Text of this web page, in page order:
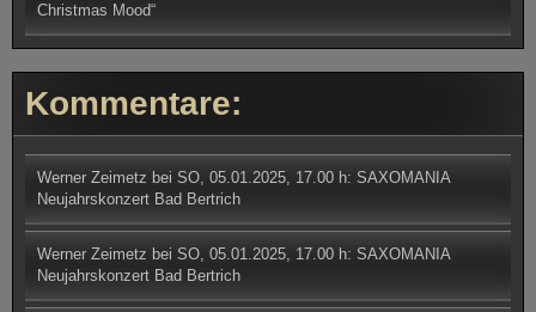
Christmas Mood“
Kommentare:
Werner Zeimetz bei SO, 05.01.2025, 17.00 h: SAXOMANIA
Neujahrskonzert Bad Bertrich
Werner Zeimetz bei SO, 05.01.2025, 17.00 h: SAXOMANIA
Neujahrskonzert Bad Bertrich